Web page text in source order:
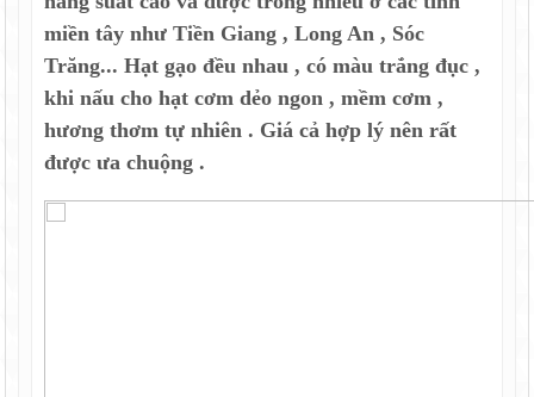
miền tây như Tiền Giang , Long An , Sóc
Trăng... Hạt gạo đều nhau , có màu trắng đục ,
khi nấu cho hạt cơm dẻo ngon , mềm cơm ,
hương thơm tự nhiên . Giá cả hợp lý nên rất
được ưa chuộng .